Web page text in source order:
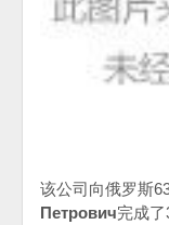
该公司向俄罗斯
Петрович完成了